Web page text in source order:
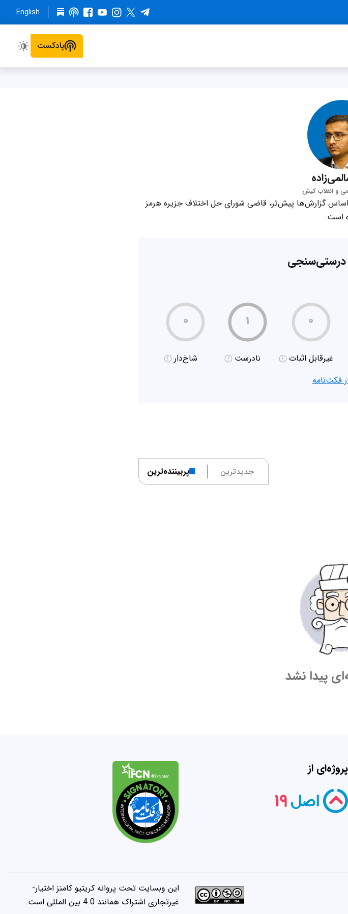
English
پادکست
و انقلاب کیش
گزارش‌ها پیش‌تر، قاضی شورای حل اختلاف جزیره هرمز
است.
۰
غیر‌قابل اثبات
۱
نادرست
۰
شاخ‌دار
فکت‌نامه
جدیدترین پربیننده‌ترین
پیدا نشد
پروژه‌ای از
این وبسایت تحت پروانه کریتیو کامنز اختیار-
غیرتجاری اشتراک همانند 4.0 بین المللی است.